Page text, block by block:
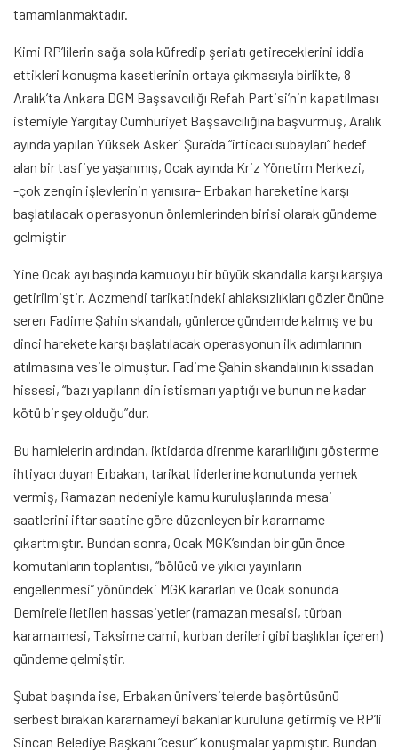
tamamlanmaktadır.
Kimi RP’lilerin sağa sola küfredip şeriatı getireceklerini iddia
ettikleri konuşma kasetlerinin ortaya çıkmasıyla birlikte, 8
Aralık’ta Ankara DGM Başsavcılığı Refah Partisi’nin kapatılması
istemiyle Yargıtay Cumhuriyet Başsavcılığına başvurmuş, Aralık
ayında yapılan Yüksek Askeri Şura’da “irticacı subayları” hedef
alan bir tasfiye yaşanmış, Ocak ayında Kriz Yönetim Merkezi,
-çok zengin işlevlerinin yanısıra- Erbakan hareketine karşı
başlatılacak operasyonun önlemlerinden birisi olarak gündeme
gelmiştir
Yine Ocak ayı başında kamuoyu bir büyük skandalla karşı karşıya
getirilmiştir. Aczmendi tarikatindeki ahlaksızlıkları gözler önüne
seren Fadime Şahin skandalı, günlerce gündemde kalmış ve bu
dinci harekete karşı başlatılacak operasyonun ilk adımlarının
atılmasına vesile olmuştur. Fadime Şahin skandalının kıssadan
hissesi, “bazı yapıların din istismarı yaptığı ve bunun ne kadar
kötü bir şey olduğu”dur.
Bu hamlelerin ardından, iktidarda direnme kararlılığını gösterme
ihtiyacı duyan Erbakan, tarikat liderlerine konutunda yemek
vermiş, Ramazan nedeniyle kamu kuruluşlarında mesai
saatlerini iftar saatine göre düzenleyen bir kararname
çıkartmıştır. Bundan sonra, Ocak MGK’sından bir gün önce
komutanların toplantısı, “bölücü ve yıkıcı yayınların
engellenmesi” yönündeki MGK kararları ve Ocak sonunda
Demirel’e iletilen hassasiyetler (ramazan mesaisi, türban
kararnamesi, Taksime cami, kurban derileri gibi başlıklar içeren)
gündeme gelmiştir.
Şubat başında ise, Erbakan üniversitelerde başörtüsünü
serbest bırakan kararnameyi bakanlar kuruluna getirmiş ve RP’li
Sincan Belediye Başkanı “cesur” konuşmalar yapmıştır. Bundan